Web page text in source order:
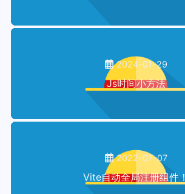
2024-01-29
Js时间小方法
2022-07-07
Vite自动全局注册组件！